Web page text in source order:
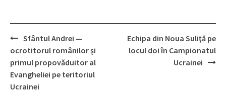
Post
navigation
Sfântul Andrei —
ocrotitorul românilor şi
primul propovăduitor al
Evangheliei pe teritoriul
Ucrainei
Echipa din Noua Suliţă pe
locul doi în Campionatul
Ucrainei